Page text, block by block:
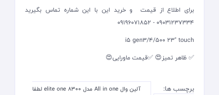
برای اطلاع از قیمت و خرید این با این شماره تماس بگیرید
09031237334 - 09196071852
i5 gen3/4/500 23" touch
✅ ظاهر تمیز😍 ✅قیمت ماورایی😍
برچسب ها:
آلین وال All in one مدل elite one 8300 لطفا